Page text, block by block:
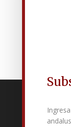
Jesús Ávila
Edificio Corral del